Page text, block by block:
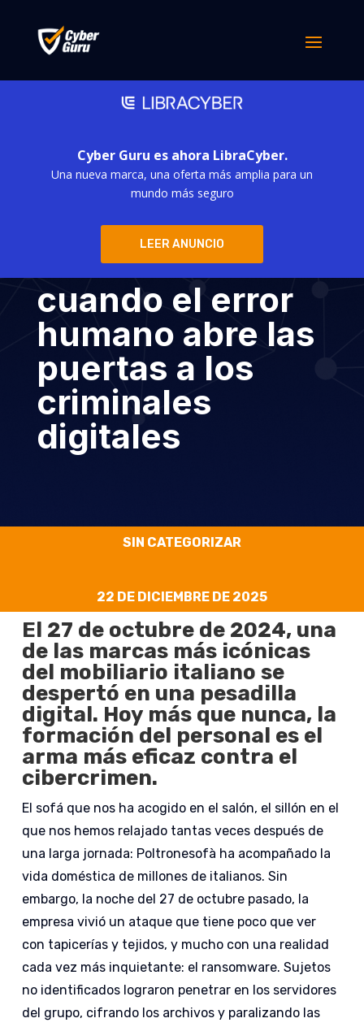
Cyber Guru es ahora LibraCyber.
Una nueva marca, una oferta más amplia para un
mundo más seguro
LEER ANUNCIO
El ataque
ransomware a
Poltronesofà:
cuando el error
humano abre las
puertas a los
criminales
digitales
SIN CATEGORIZAR
22 DE DICIEMBRE DE 2025
El 27 de octubre de 2024, una
de las marcas más icónicas
del mobiliario italiano se
despertó en una pesadilla
digital. Hoy más que nunca, la
formación del personal es el
arma más eficaz contra el
cibercrimen.
El sofá que nos ha acogido en el salón, el sillón en el
que nos hemos relajado tantas veces después de
una larga jornada: Poltronesofà ha acompañado la
vida doméstica de millones de italianos. Sin
embargo, la noche del 27 de octubre pasado, la
empresa vivió un ataque que tiene poco que ver
con tapicerías y tejidos, y mucho con una realidad
cada vez más inquietante: el ransomware. Sujetos
no identificados lograron penetrar en los servidores
del grupo, cifrando los archivos y paralizando las